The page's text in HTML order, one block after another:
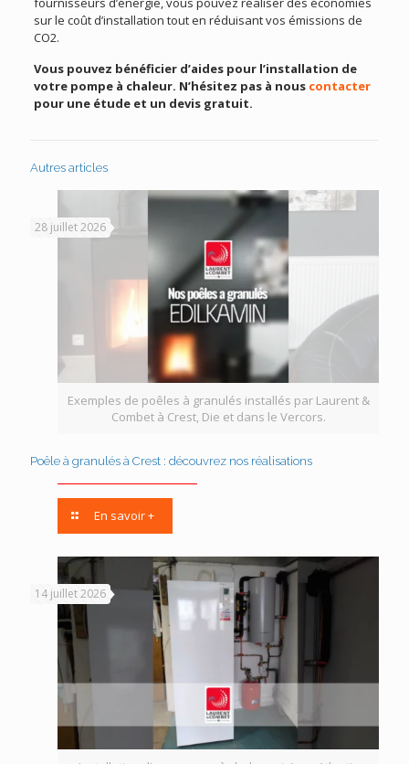
sur le coût d’installation tout en réduisant vos émissions de
CO2.
Vous pouvez bénéficier d’aides pour l’installation de
votre pompe à chaleur. N’hésitez pas à nous contacter
pour une étude et un devis gratuit.
Autres articles
Exemples de poêles à granulés installés par Laurent &
Combet à Crest, Die et dans le Vercors.
28 juillet 2026
Poêle à granulés à Crest : découvrez nos réalisations
En savoir +
14 juillet 2026